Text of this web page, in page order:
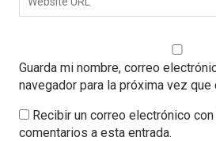
Guarda mi nombre, correo
navegador para la próxima vez que
Recibir un correo electrónico
comentarios a esta entrada.